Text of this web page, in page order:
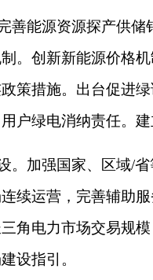
善能源资源探产供
。创新新能源价格
策措施。出台促进
户绿电消纳责任。
。加强国家、区域/省
续运营，完善辅助
角电力市场交易规
设指引。